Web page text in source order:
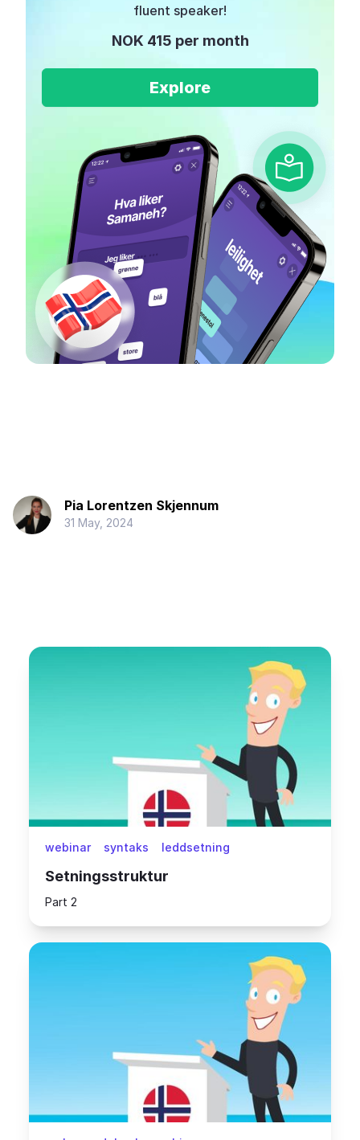
fluent speaker!
NOK 415 per month
Explore
Pia Lorentzen Skjennum
31 May, 2024
webinar syntaks leddsetning
Setningsstruktur
Part 2